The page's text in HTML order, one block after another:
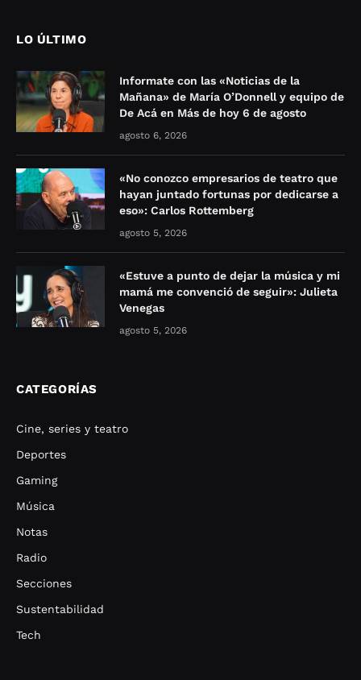
LO ÚLTIMO
Informate con las «Noticias de la
Mañana» de María O’Donnell y equipo de
De Acá en Más de hoy 6 de agosto
agosto 6, 2026
«No conozco empresarios de teatro que
hayan juntado fortunas por dedicarse a
eso»: Carlos Rottemberg
agosto 5, 2026
«Estuve a punto de dejar la música y mi
mamá me convenció de seguir»: Julieta
Venegas
agosto 5, 2026
CATEGORÍAS
Cine, series y teatro
Deportes
Gaming
Música
Notas
Radio
Secciones
Sustentabilidad
Tech